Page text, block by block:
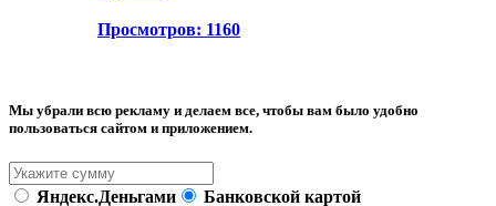
Просмотров: 1160
Мы убрали всю рекламу и делаем все, чтобы вам было удобно
пользоваться сайтом и приложением.
Яндекс.Деньгами Банковской картой